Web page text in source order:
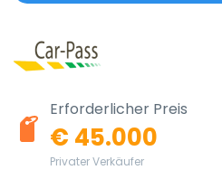
Erforderlicher Preis
€ 45.000
Privater Verkäufer